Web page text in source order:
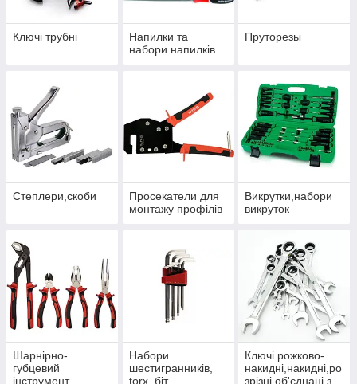
Ми доставимо замовлення найближчим часом!
Ключі трубні
Напилки та
набори напилків
Пруторезы
Степлери,скоби
Просекатели для
монтажу профілів
Викрутки,набори
викруток
Шарнірно-
губцевий
інструмент
Набори
шестигранників,
torx, біт
Ключі рожково-
накидні,накидні,ро
зрізні,об'єднані з